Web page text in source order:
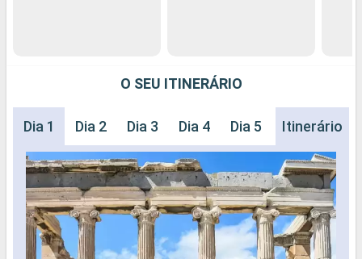
O SEU ITINERÁRIO
Dia 1 Dia 2 Dia 3 Dia 4 Dia 5 Dia 6 Dia
Itinerário